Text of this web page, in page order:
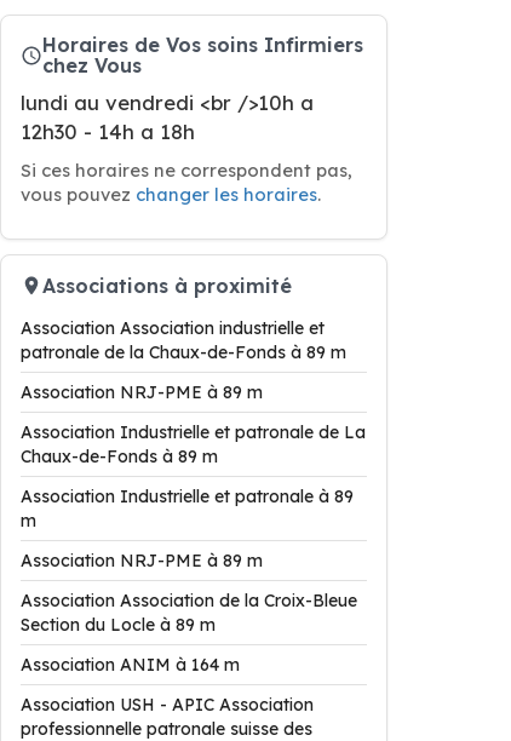
Horaires de Vos soins Infirmiers
chez Vous
lundi au vendredi <br />10h a
12h30 - 14h a 18h
Si ces horaires ne correspondent pas,
vous pouvez changer les horaires.
Associations à proximité
Association Association industrielle et
patronale de la Chaux-de-Fonds à 89 m
Association NRJ-PME à 89 m
Association Industrielle et patronale de La
Chaux-de-Fonds à 89 m
Association Industrielle et patronale à 89
m
Association NRJ-PME à 89 m
Association Association de la Croix-Bleue
Section du Locle à 89 m
Association ANIM à 164 m
Association USH - APIC Association
professionnelle patronale suisse des